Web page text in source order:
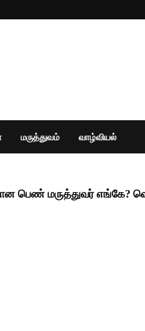
மருத்துவம் வாழ்வியல்
பெண் மருத்துவர் எங்கே?